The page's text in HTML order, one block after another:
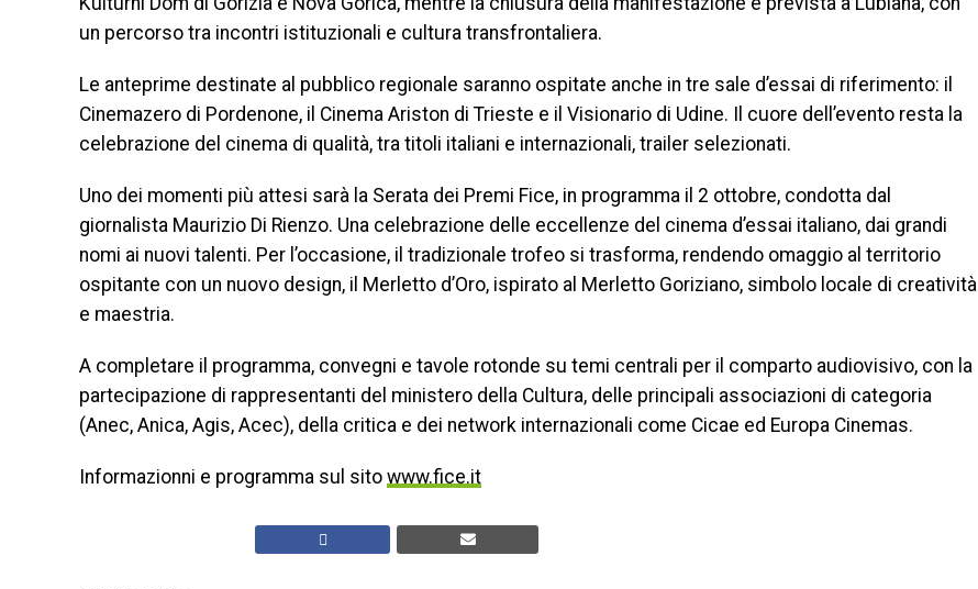
un percorso tra incontri istituzionali e cultura transfrontaliera.
Le anteprime destinate al pubblico regionale saranno ospitate anche in tre sale d’essai di riferimento: il
Cinemazero di Pordenone, il Cinema Ariston di Trieste e il Visionario di Udine. Il cuore dell’evento resta la
celebrazione del cinema di qualità, tra titoli italiani e internazionali, trailer selezionati.
Uno dei momenti più attesi sarà la Serata dei Premi Fice, in programma il 2 ottobre, condotta dal
giornalista Maurizio Di Rienzo. Una celebrazione delle eccellenze del cinema d’essai italiano, dai grandi
nomi ai nuovi talenti. Per l’occasione, il tradizionale trofeo si trasforma, rendendo omaggio al territorio
ospitante con un nuovo design, il Merletto d’Oro, ispirato al Merletto Goriziano, simbolo locale di creatività
e maestria.
A completare il programma, convegni e tavole rotonde su temi centrali per il comparto audiovisivo, con la
partecipazione di rappresentanti del ministero della Cultura, delle principali associazioni di categoria
(Anec, Anica, Agis, Acec), della critica e dei network internazionali come Cicae ed Europa Cinemas.
Informazionni e programma sul sito www.fice.it